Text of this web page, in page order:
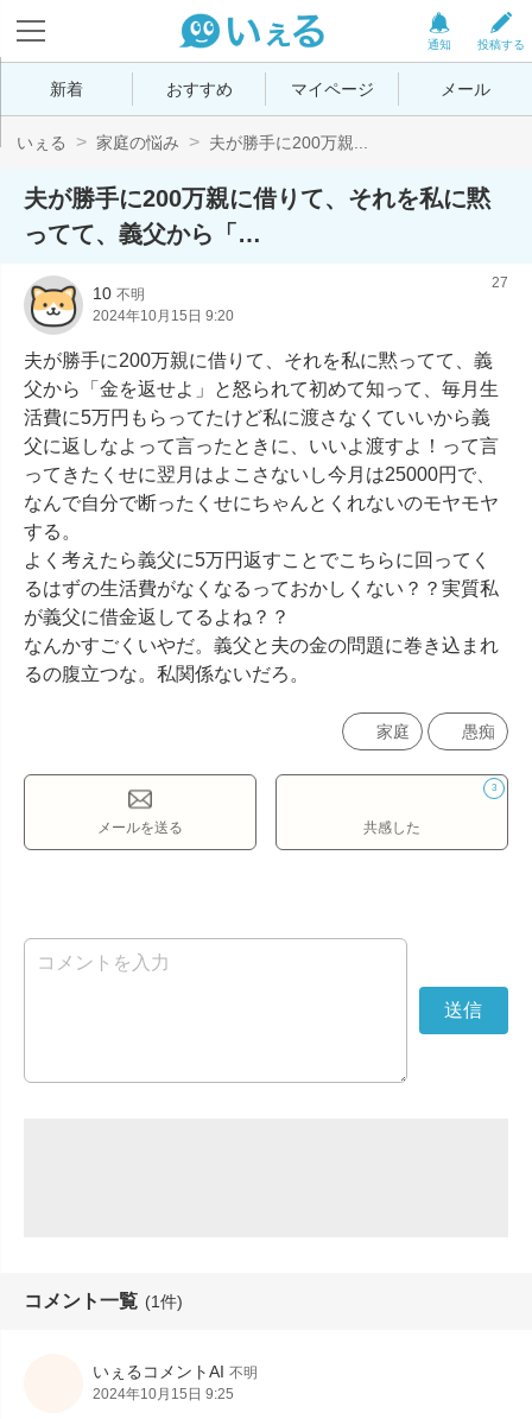
投稿する
通知
新着 おすすめ マイページ メール
いぇる 家庭の悩み 夫が勝手に200万親...
夫が勝手に200万親に借りて、それを私に黙
ってて、義父から「…
10 不明
2024年10月15日 9:20
27
夫が勝手に200万親に借りて、それを私に黙ってて、義
父から「金を返せよ」と怒られて初めて知って、毎月生
活費に5万円もらってたけど私に渡さなくていいから義
父に返しなよって言ったときに、いいよ渡すよ！って言
ってきたくせに翌月はよこさないし今月は25000円で、
なんで自分で断ったくせにちゃんとくれないのモヤモヤ
する。
よく考えたら義父に5万円返すことでこちらに回ってく
るはずの生活費がなくなるっておかしくない？？実質私
が義父に借金返してるよね？？
なんかすごくいやだ。義父と夫の金の問題に巻き込まれ
るの腹立つな。私関係ないだろ。
家庭 愚痴
メールを送る
3
共感した
コメント一覧 (1件)
いぇるコメントAI 不明
2024年10月15日 9:25